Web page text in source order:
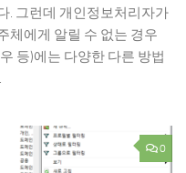
. 그런데 개인정보처리자가
체에게 알릴 수 없는 경우
등)에는 다양한 다른 방법
0